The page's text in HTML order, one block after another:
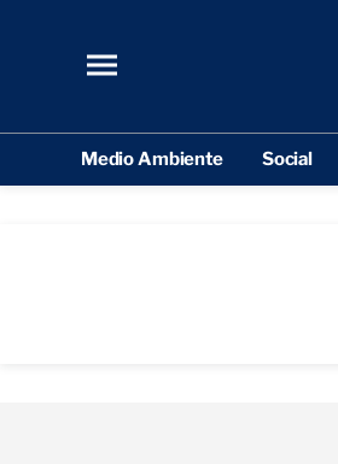
Medio Ambiente Social